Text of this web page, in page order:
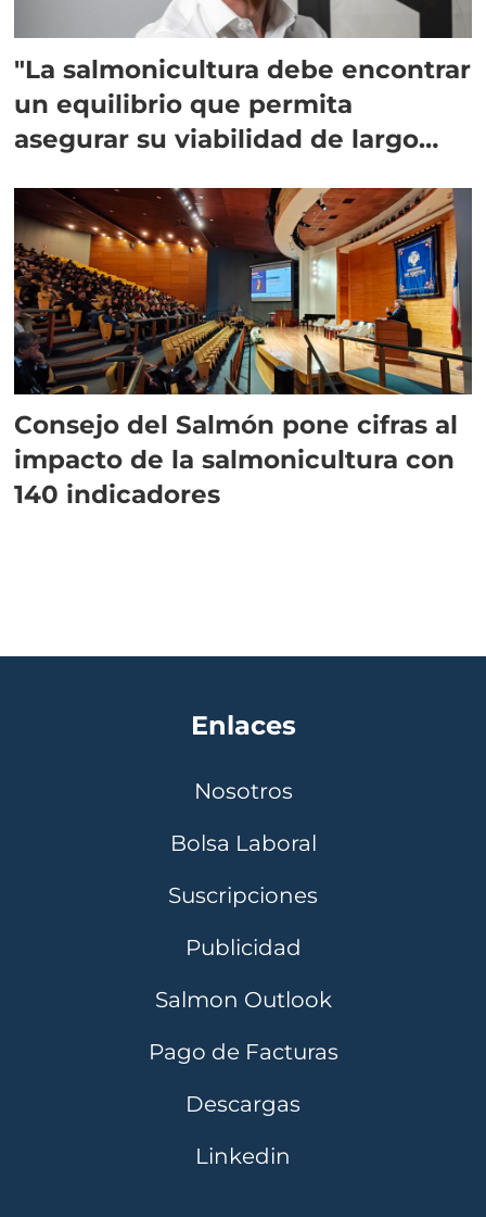
"La salmonicultura debe encontrar
un equilibrio que permita
asegurar su viabilidad de largo
Consejo del Salmón pone cifras al
impacto de la salmonicultura con
140 indicadores
Enlaces
Nosotros
Bolsa Laboral
Suscripciones
Publicidad
Salmon Outlook
Pago de Facturas
Descargas
Linkedin